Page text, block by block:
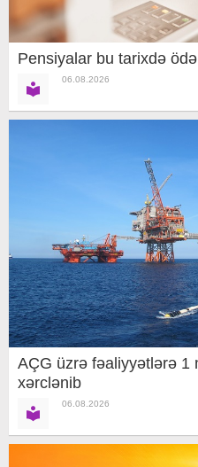
Pensiyalar bu tarixdə
06.08.2026
AÇG üzrə fəaliyyətlərə 1
xərclənib
06.08.2026